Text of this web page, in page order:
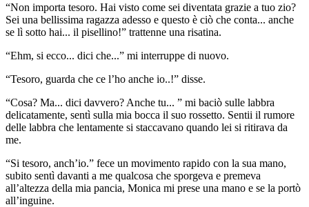
“Non importa tesoro. Hai visto come sei diventata grazie a tuo zio?
Sei una bellissima ragazza adesso e questo è ciò che conta... anche
se lì sotto hai... il pisellino!” trattenne una risatina.
“Ehm, si ecco... dici che...” mi interruppe di nuovo.
“Tesoro, guarda che ce l’ho anche io..!” disse.
“Cosa? Ma... dici davvero? Anche tu... ” mi baciò sulle labbra
delicatamente, sentì sulla mia bocca il suo rossetto. Sentii il rumore
delle labbra che lentamente si staccavano quando lei si ritirava da
me.
“Si tesoro, anch’io.” fece un movimento rapido con la sua mano,
subito sentì davanti a me qualcosa che sporgeva e premeva
all’altezza della mia pancia, Monica mi prese una mano e se la portò
all’inguine.